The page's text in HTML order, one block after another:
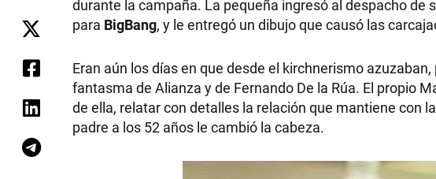
durante la campaña. La pequeña ingresó al despacho
para BigBang, y le entregó un dibujo que causó las
Eran aún los días en que desde el kirchnerismo
fantasma de Alianza y de Fernando De la Rúa. El propio
de ella, relatar con detalles la relación que mantiene con
padre a los 52 años le cambió la cabeza.